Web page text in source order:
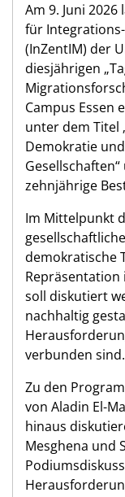
Am 9. Juni
für
(InZentIM) der
diesjährigen
Campus Essen
unter dem Titel
Demokratie
zehnjährige
Im Mittelpunkt
demokratische
Repräsentation
soll diskutiert
nachhaltig
verbunden sind.
Zu den
von Aladin El-
hinaus
Mesghena und